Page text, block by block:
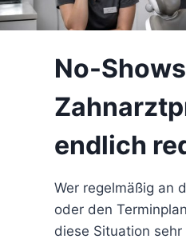
No-
endlich
Wer regelmäßig an
oder den
diese Situation